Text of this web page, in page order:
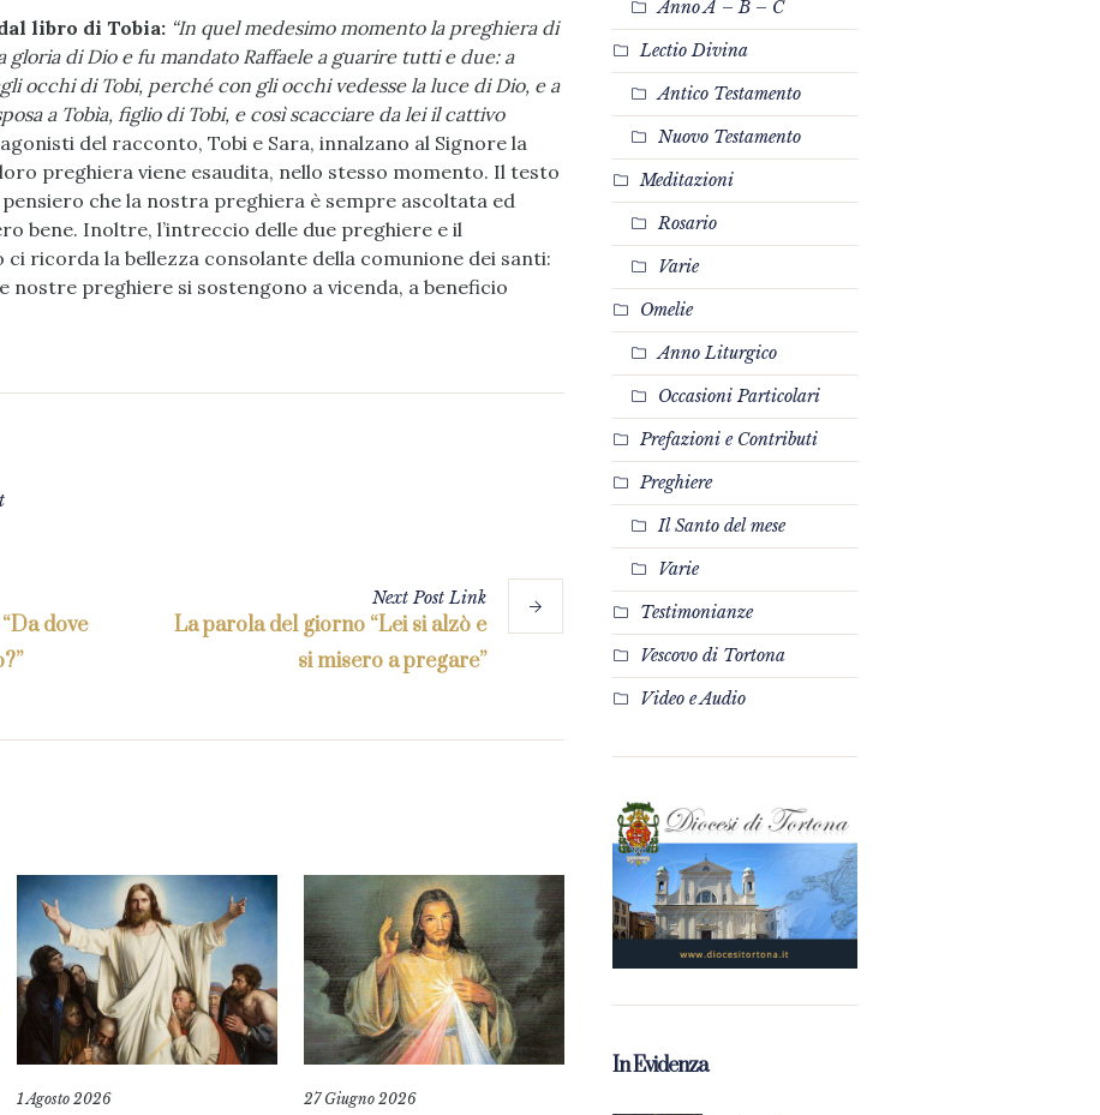
libro di Tobia: “In quel medesimo momento la preghiera di
gloria di Dio e fu mandato Raffaele a guarire tutti e due: a
occhi di Tobi, perché con gli occhi vedesse la luce di Dio, e a
a Tobìa, figlio di Tobi, e così scacciare da lei il cattivo
del racconto, Tobi e Sara, innalzano al Signore la
preghiera viene esaudita, nello stesso momento. Il testo
che la nostra preghiera è sempre ascoltata ed
bene. Inoltre, l’intreccio delle due preghiere e il
ricorda la bellezza consolante della comunione dei santi:
nostre preghiere si sostengono a vicenda, a beneficio
dove
NextPostLink
La parola del giorno “Lei si alzò e
si misero a pregare”
1 Agosto 2026 27 Giugno 2026
Anno A – B – C
Lectio Divina
Antico Testamento
Nuovo Testamento
Meditazioni
Rosario
Varie
Omelie
Anno Liturgico
Occasioni Particolari
Prefazioni e Contributi
Preghiere
Il Santo del mese
Varie
Testimonianze
Vescovo di Tortona
Video e Audio
In Evidenza